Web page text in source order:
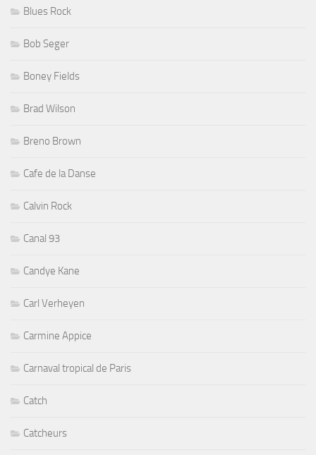
Blues Rock
Bob Seger
Boney Fields
Brad Wilson
Breno Brown
Cafe de la Danse
Calvin Rock
Canal 93
Candye Kane
Carl Verheyen
Carmine Appice
Carnaval tropical de Paris
Catch
Catcheurs